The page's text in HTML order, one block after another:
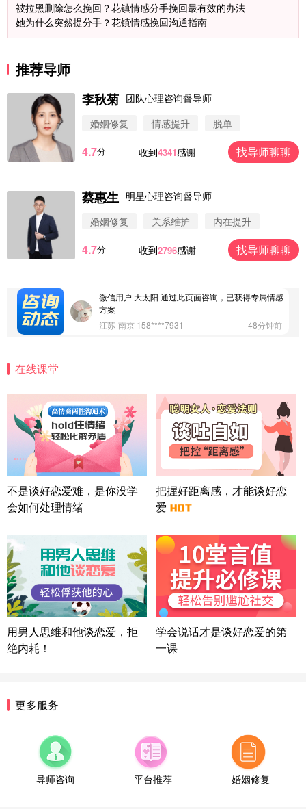
被拉黑删除怎么挽回？花镇情感分手挽回最有效的办法
她为什么突然提分手？花镇情感挽回沟通指南
推荐导师
李秋菊 团队心理咨询督导师
婚姻修复
情感提升 脱单
4.7分 收到4341感谢 找导师聊聊
蔡惠生 明星心理咨询督导师
婚姻修复
关系维护 内在提升
4.7分 收到2796感谢 找导师聊聊
微信用户 圆圈 通过此页面咨询，已获得专属情感方
案
微信用户 Vnno 通过此页面咨询，已获得专属情感方
微信用户 大太阳 通过此页面咨询，已获得专属情感
方案
江苏-南京 158****7931
48分钟前
情感方案
北京-朝阳 151****3189
22分钟前
微信用户 巧?媚儿 通过此页面咨询，已获得专属情感
方案
上海-浦东 177****9074
56分钟前
微信用户 Liberty 通过此页面咨询，已获得专属情感
方案
广东-广州 188****5632
湖北-武汉 135****7410
41分钟前
微信用户 困困魚? 通过此页面咨询，已获得专属情感
方案
陕西-西安 139****6283
3分钟前
情感方案
浙江-宁波 150****8921
福建-厦门 159****4462
53分钟前
微信用户 凌乱小羊 通过此页面咨询，已获得专属情
在线课堂
不是谈好恋爱难，是你没学
会如何处理情绪
把握好距离感，才能谈好恋
爱
用男人思维和他谈恋爱，拒
绝内耗！
学会说话才是谈好恋爱的第
一课
更多服务
导师咨询 平台推荐 婚姻修复